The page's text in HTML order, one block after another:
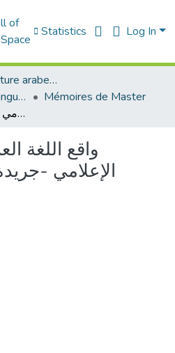
of
Statistics Log In
Faculté de littérature arabe et des arts
Département d'étude linguistique
Mémoires de Master
-واقع اللغة العربية في التواصل الإعلامي -جريدة الشروق أنموذجا
الإعلامي -